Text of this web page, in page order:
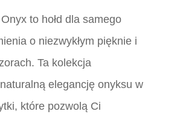
to hołd dla samego
o niezwykłym pięknie i
Ta kolekcja
elegancję onyksu w
które pozwolą Ci